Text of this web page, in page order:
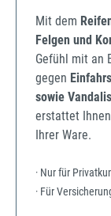
Mit dem
Felgen und
Gefühl mit an
gegen
sowie
erstattet
Ihrer Ware.
· Nur für
· Für